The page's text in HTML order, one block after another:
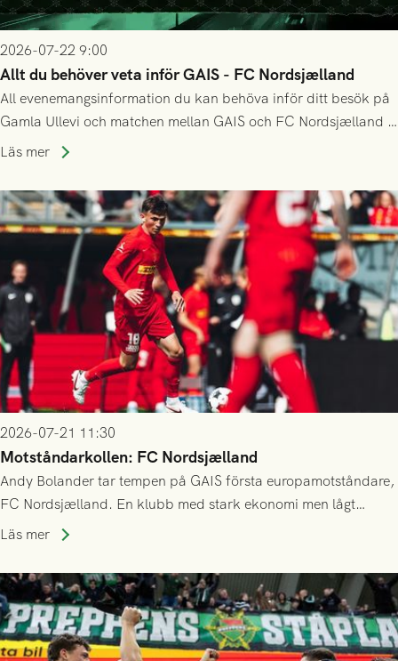
2026-07-22 9:00
Allt du behöver veta inför GAIS - FC Nordsjælland
All evenemangsinformation du kan behöva inför ditt besök på
Gamla Ullevi och matchen mellan GAIS och FC Nordsjælland i
kvalet till Conference League! Avspark kl 19.00 på torsdag
Läs mer
2026-07-21 11:30
Motståndarkollen: FC Nordsjælland
Andy Bolander tar tempen på GAIS första europamotståndare,
FC Nordsjælland. En klubb med stark ekonomi men lågt
publiksnitt, ett lag med både kollektiv styrka och individuell
Läs mer